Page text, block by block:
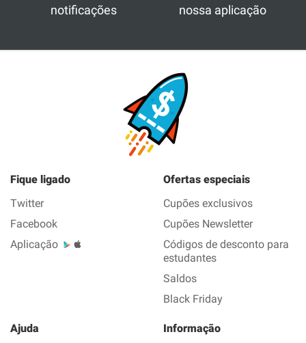
notificações
nossa aplicação
Fique ligado
Twitter
Facebook
Aplicação
Ofertas especiais
Cupões exclusivos
Cupões Newsletter
Códigos de desconto para
estudantes
Saldos
Black Friday
Ajuda Informação